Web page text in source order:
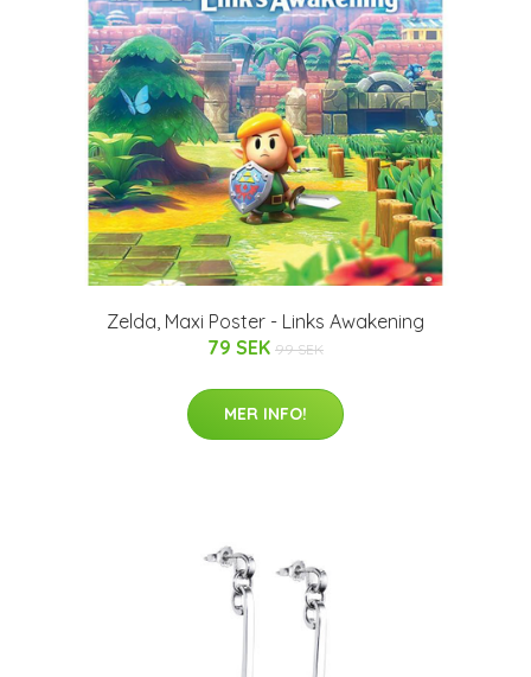
Zelda, Maxi Poster - Links Awakening
79 SEK 99 SEK
MER INFO!